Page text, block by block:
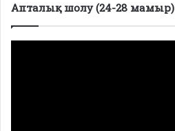
Апталық шолу (24-28 мамыр)